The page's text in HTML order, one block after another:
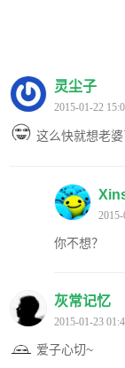
灵尘子
2015-01-22
这么快就想老婆
你不想？
灰常记忆
2015-01-23
爱子心切~